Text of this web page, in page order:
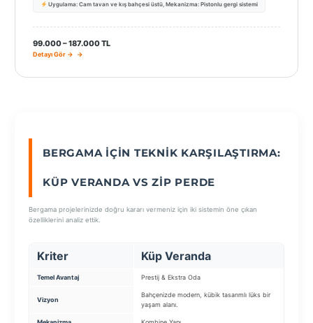
Uygulama: Cam tavan ve kış bahçesi üstü, Mekanizma: Pistonlu gergi sistemi
99.000 – 187.000 TL
Detayı Gör →
BERGAMA İÇIN TEKNIK KARŞILAŞTIRMA:
KÜP VERANDA VS ZIP PERDE
Bergama projelerinizde doğru kararı vermeniz için iki sistemin öne çıkan
özelliklerini analiz ettik.
Kriter Küp Veranda
Temel Avantaj Prestij & Ekstra Oda
Vizyon
Bahçenizde modern, kübik tasarımlı lüks bir
yaşam alanı.